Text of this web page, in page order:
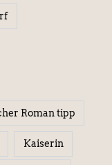
Roman tipp
Kaiserin